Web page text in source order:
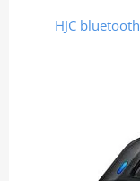
HJC